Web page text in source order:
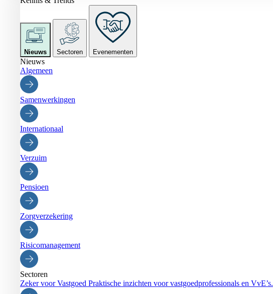
Nieuws Sectoren Evenementen
Nieuws
Algemeen
Samenwerkingen
Internationaal
Verzuim
Pensioen
Zorgverzekering
Risicomanagement
Sectoren
Zeker voor Vastgoed Praktische inzichten voor vastgoedprofessionals en VvE’s.